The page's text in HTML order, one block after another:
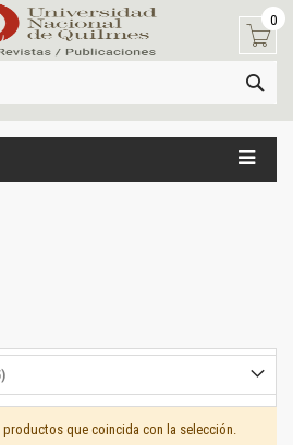
0
que coincida con la selección.